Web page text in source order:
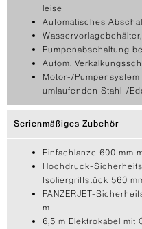
leise
Automatisches
Pumpenabschaltung
Autom.
Motor-/
umlaufenden Stahl-/
Serienmäßiges Zubehör
Einfachlanze 600 mm
Hochdruck-
Isoliergriffstück 560
PANZERJET-
m
6,5 m Elektrokabel mit